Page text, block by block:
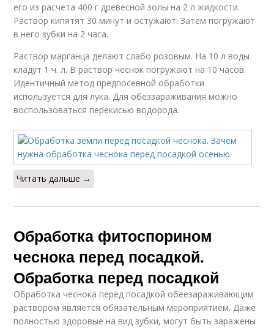
его из расчета 400 г древесной золы на 2 л жидкости.
Раствор кипятят 30 минут и остужают. Затем погружают
в него зубки на 2 часа.
Раствор марганца делают слабо розовым. На 10 л воды
кладут 1 ч. л. В раствор чеснок погружают на 10 часов.
Идентичный метод предпосевной обработки
используется для лука. Для обеззараживания можно
воспользоваться перекисью водорода.
Читать дальше →
Обработка фитоспорином
чеснока перед посадкой.
Обработка перед посадкой
Обработка чеснока перед посадкой обеезараживающим
раствором является обязательным мероприятием. Даже
полностью здоровые на вид зубки, могут быть заражены